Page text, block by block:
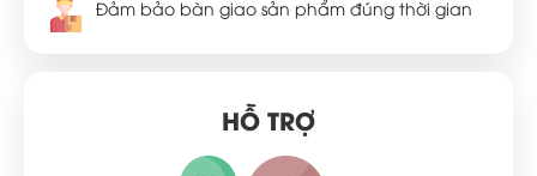
Đảm bảo bàn giao sản phẩm đúng thời gian
HỖ TRỢ